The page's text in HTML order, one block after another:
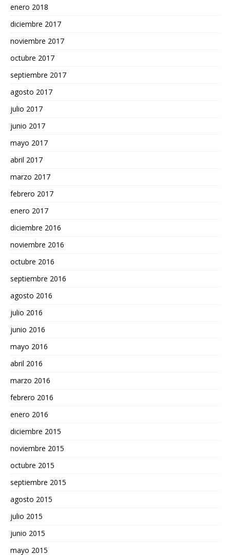
enero 2018
diciembre 2017
noviembre 2017
octubre 2017
septiembre 2017
agosto 2017
julio 2017
junio 2017
mayo 2017
abril 2017
marzo 2017
febrero 2017
enero 2017
diciembre 2016
noviembre 2016
octubre 2016
septiembre 2016
agosto 2016
julio 2016
junio 2016
mayo 2016
abril 2016
marzo 2016
febrero 2016
enero 2016
diciembre 2015
noviembre 2015
octubre 2015
septiembre 2015
agosto 2015
julio 2015
junio 2015
mayo 2015